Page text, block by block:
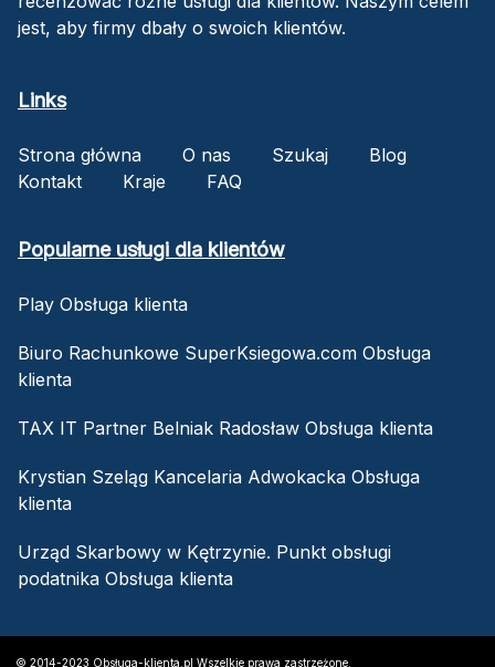
jest, aby firmy dbały o swoich klientów.
Links
Strona główna O nas Szukaj
Blog
Kontakt
Kraje FAQ
Popularne usługi dla klientów
Play Obsługa klienta
Biuro Rachunkowe SuperKsiegowa.com Obsługa
klienta
TAX IT Partner Belniak Radosław Obsługa klienta
Krystian Szeląg Kancelaria Adwokacka Obsługa
klienta
Urząd Skarbowy w Kętrzynie. Punkt obsługi
podatnika Obsługa klienta
© 2014-2023 Obsługa-klienta.pl Wszelkie prawa zastrzeżone.